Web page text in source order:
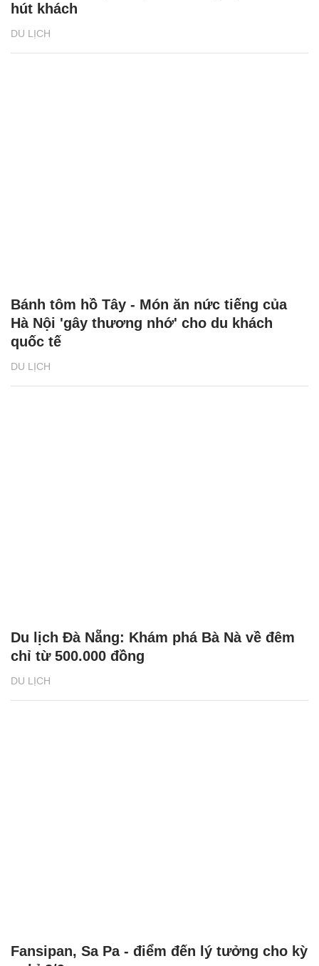
DU LỊCH
hút khách
DU LỊCH
Bánh tôm hồ Tây - Món ăn nức tiếng của
Hà Nội 'gây thương nhớ' cho du khách
quốc tế
DU LỊCH
Du lịch Đà Nẵng: Khám phá Bà Nà về đêm
chỉ từ 500.000 đồng
Fansipan, Sa Pa - điểm đến lý tưởng cho kỳ